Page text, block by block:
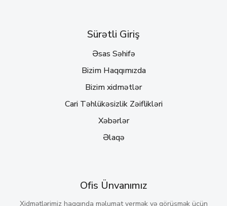
Sürətli Giriş
Əsas Səhifə
Bizim Haqqımızda
Bizim xidmətlər
Cari Təhlükəsizlik Zəiflikləri
Xəbərlər
Əlaqə
Ofis Ünvanımız
Xidmətlərimiz haqqında məlumat vermək və görüşmək üçün